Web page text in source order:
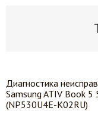
Диагностика
Samsung ATIV Book 5
(NP530U4E-K02RU)